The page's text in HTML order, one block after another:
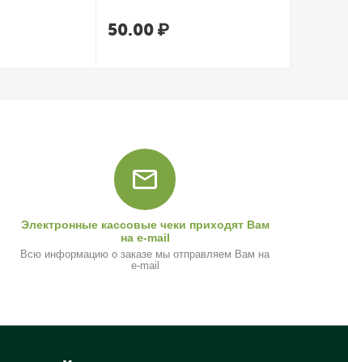
50.00 ₽
Электронные кассовые чеки приходят Вам
на e-mail
Всю информацию о заказе мы отправляем Вам на
e-mail